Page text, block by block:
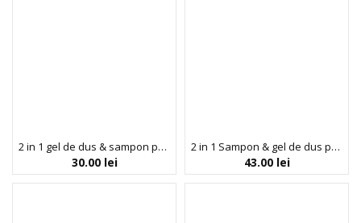
2 in 1 gel de dus & sampon pentru barbati, cu amestec de plante, Botanist, BIOBAZA GENTLE[MEN], 220 ml
30.00 lei
2 in 1 Sampon & gel de dus pentru copii, cu ulei de cimbru si parfum de piersica alba, Sea Princess, Biobaza Kids, 250 ml
43.00 lei